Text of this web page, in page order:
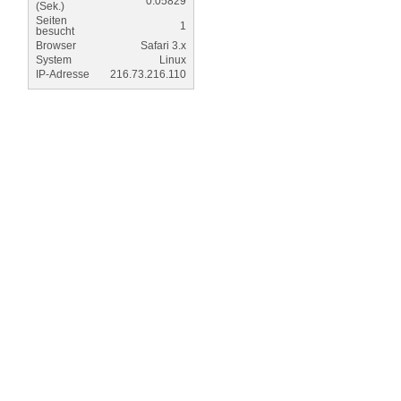
(Sek.)
Seiten
besucht
1
Browser
Safari 3.x
System
Linux
IP-Adresse
216.73.216.110